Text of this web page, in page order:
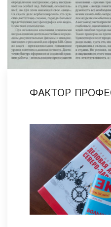
ФАКТОР